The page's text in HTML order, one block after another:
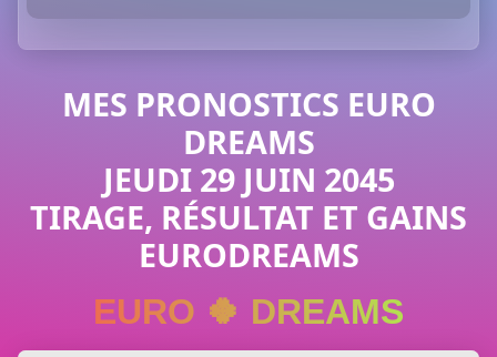
MES PRONOSTICS EURO
DREAMS
JEUDI 29 JUIN 2045
TIRAGE, RÉSULTAT ET GAINS
EURODREAMS
EURO 🍀 DREAMS